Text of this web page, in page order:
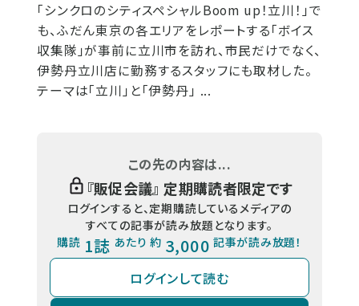
「シンクロのシティスペシャルBoom up！立川！」で
も、ふだん東京の各エリアをレポートする「ボイス
収集隊」が事前に立川市を訪れ、市民だけでなく、
伊勢丹立川店に勤務するスタッフにも取材した。
テーマは「立川」と「伊勢丹」 ...
この先の内容は...
『販促会議』 定期購読者限定です
ログインすると、定期購読しているメディアの
すべての記事が読み放題となります。
購読 1誌 あたり 約 3,000 記事が読み放題！
ログインして読む